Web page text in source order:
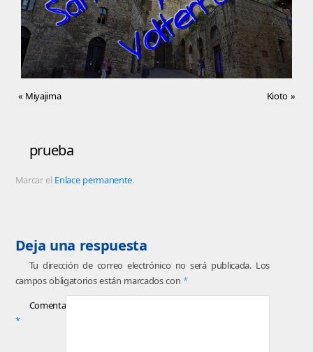
« Miyajima Kioto»
prueba
Marcar el Enlace permanente.
Deja una respuesta
Tu dirección de correo electrónico no será publicada. Los
campos obligatorios están marcados con*
Comentario
*